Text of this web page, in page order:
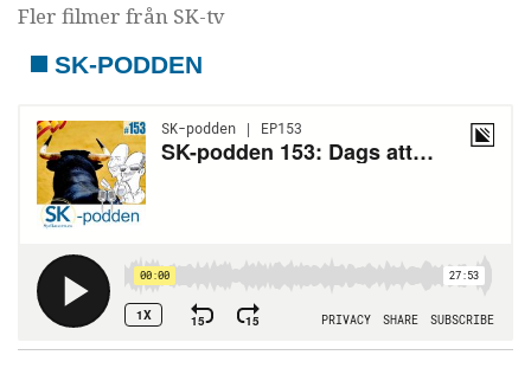
Fler filmer från SK-tv
SK-PODDEN